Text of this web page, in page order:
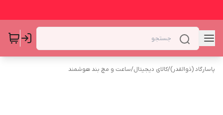
پاسارگاد (ذوالقدر)/کالای دیجیتال/ساعت و مچ بند هوشمند